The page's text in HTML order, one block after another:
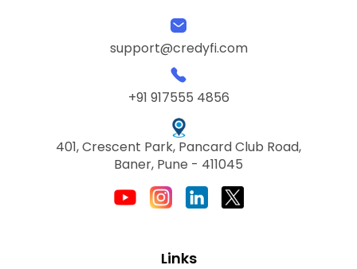
support@credyfi.com
+91 917555 4856
401, Crescent Park, Pancard Club Road,
Baner, Pune - 411045
Links